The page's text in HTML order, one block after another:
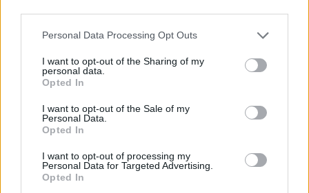
Personal Data Processing Opt Outs
I want to opt-out of the Sharing of my
personal data.
Opted In
I want to opt-out of the Sale of my
Personal Data.
Opted In
I want to opt-out of processing my
Personal Data for Targeted Advertising.
Opted In
ΡΟΗ ΕΙΔΗΣΕΩΝ
ΠΕΡΙΦΕΡΕΙΕΣ